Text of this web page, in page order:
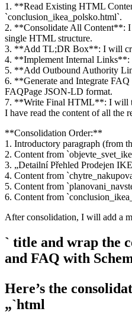
1. **Read Existing HTML
`conclusion_ikea_polsko.html`.
2. **Consolidate All Content**: I
single HTML structure.
3. **Add TL;DR Box**: I will
4. **Implement Internal Links**:
5. **Add Outbound Authority
6. **Generate and Integrate
FAQPage JSON-LD format.
7. **Write Final HTML**: I will
I have read the content of all
**Consolidation Order:**
1. Introductory paragraph (from
2. Content from
3. „Detailní Přehled Prodejen
4. Content from
5. Content from
6. Content from
After consolidation, I will add a
` title and wrap the
and FAQ with
Here’s the
„`html